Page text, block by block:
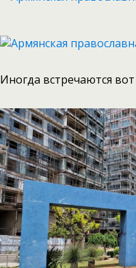
Иногда встречаются